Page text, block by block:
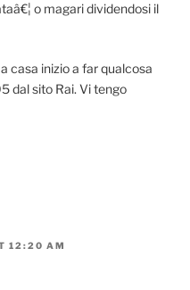
o magari dividendosi il
casa inizio a far qualcosa
dal sito Rai. Vi tengo
12:20 AM